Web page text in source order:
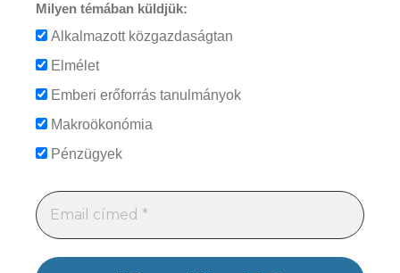
Milyen témában küldjük:
Alkalmazott közgazdaságtan
Elmélet
Emberi erőforrás tanulmányok
Makroökonómia
Pénzügyek